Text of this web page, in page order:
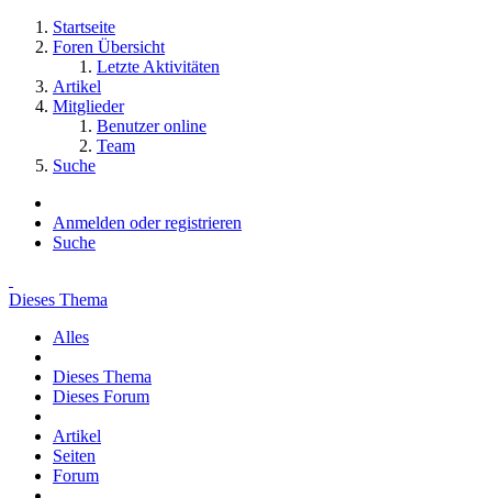
Startseite
Foren Übersicht
Letzte Aktivitäten
Artikel
Mitglieder
Benutzer online
Team
Suche
Anmelden oder registrieren
Suche
Dieses Thema
Alles
Dieses Thema
Dieses Forum
Artikel
Seiten
Forum